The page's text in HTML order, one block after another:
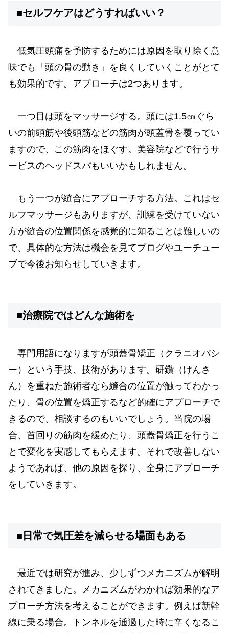
■セルフケアはどうすればいい？
低気圧頭痛を予防するためには原因を取り除く意
味でも「頭の骨の動き」を良くしていくことがとて
も効果的です。アプローチは2つあります。
一つ目は頭をマッサージする。頭には1.5㎝ぐら
いの前頭筋や後頭筋などの筋肉が頭蓋骨を覆ってい
ますので、この筋肉をほぐす。美容院などで行うサ
ービスのヘッドスパもいいかもしれません。
もう一つが縫合にアプローチする方法。これはセ
ルフマッサージもありますが、訓練を受けていない
方が縫合の位置関係を感覚的に知ることは難しいの
で、具体的な方法は機会を見てブログやユーチュー
ブで今後お知らせしていきます。
■治療院ではどんな施術を
専門用語になりますが頭蓋骨矯正（クラニオパシ
ー）という手技、技術があります。研鑽（けんさ
ん）を重ねた施術者なら縫合の位置が触ってわかっ
たり、骨の位置を矯正するなど的確にアプローチで
きるので、相談するのもいいでしょう。当院の場
合、首回りの筋肉を緩めたり、頭蓋骨矯正を行うこ
とで変化を実感してもらえます。それで改善しない
ようであれば、他の原因を探り、全身にアプローチ
をしていきます。
■日常で気圧差を減らせる場面もある
最近では研究が進み、少しずつメカニズムが解明
されてきました。メカニズムがわかれば効果的なア
プローチ方法を考えることができます。例えば新幹
線に乗る場合。トンネルを通過した時に辛くなるこ